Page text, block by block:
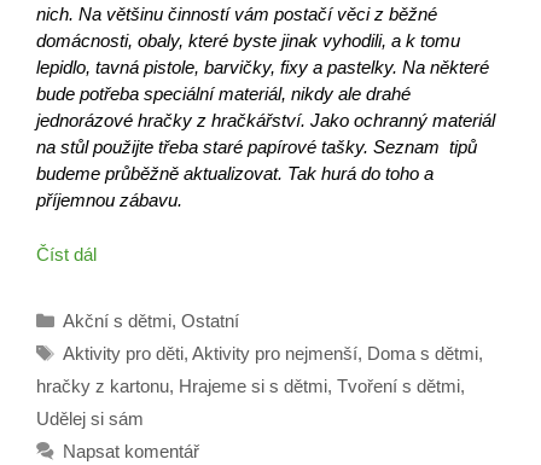
nich. Na většinu činností vám postačí věci z běžné
domácnosti, obaly, které byste jinak vyhodili, a k tomu
lepidlo, tavná pistole, barvičky, fixy a pastelky. Na některé
bude potřeba speciální materiál, nikdy ale drahé
jednorázové hračky z hračkářství. Jako ochranný materiál
na stůl použijte třeba staré papírové tašky. Seznam tipů
budeme průběžně aktualizovat. Tak hurá do toho a
příjemnou zábavu.
Číst dál
Rubriky
Akční s dětmi, Ostatní
Štítky
Aktivity pro děti, Aktivity pro nejmenší, Doma s dětmi,
hračky z kartonu, Hrajeme si s dětmi, Tvoření s dětmi,
Udělej si sám
Napsat komentář